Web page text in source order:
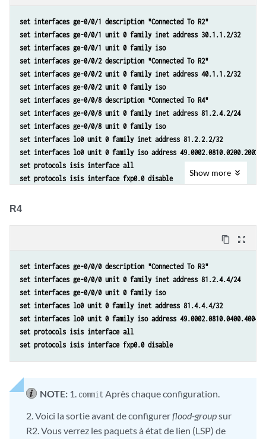
set interfaces ge-0/0/1 description "Connected To R2"
set interfaces ge-0/0/1 unit 0 family inet address 30.1.1.2/32
set interfaces ge-0/0/1 unit 0 family iso
set interfaces ge-0/0/2 description "Connected To R2"
set interfaces ge-0/0/2 unit 0 family inet address 40.1.1.2/32
set interfaces ge-0/0/2 unit 0 family iso
set interfaces ge-0/0/8 description "Connected To R4"
set interfaces ge-0/0/8 unit 0 family inet address 81.2.4.2/24
set interfaces ge-0/0/8 unit 0 family iso
set interfaces lo0 unit 0 family inet address 81.2.2.2/32
set interfaces lo0 unit 0 family iso address
set protocols isis interface all
set protocols isis interface fxp0.0 disable
Show more
R4
content_copy zoom_out_map
set interfaces ge-0/0/0 description "Connected To R3"
set interfaces ge-0/0/0 unit 0 family inet address 81.2.4.4/24
set interfaces ge-0/0/0 unit 0 family iso
set interfaces lo0 unit 0 family inet address 81.4.4.4/32
set interfaces lo0 unit 0 family iso address
set protocols isis interface all
set protocols isis interface fxp0.0 disable
NOTE: 1. commitAprès chaque configuration.
2. Voici la sortie avant de configurerflood-groupsur
R2. Vous verrez les paquets à état de lien (LSP) de